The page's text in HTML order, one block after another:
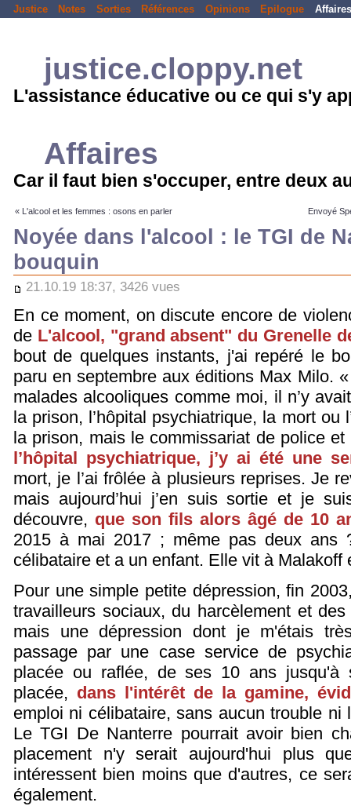
Justice Notes Sorties Références Opinions Epilogue Affaires
justice.cloppy.net
L'assistance éducative ou ce qui s'y
Affaires
Car il faut bien s'occuper, entre deux
« L'alcool et les femmes : osons en parler Envoyé
Noyée dans l'alcool : le TGI de
bouquin
21.10.19 18:37, 3426 vues
En ce moment, on discute encore de
de L'alcool, "grand absent" du Grenelle
bout de quelques instants, j'ai repéré le
paru en septembre aux éditions Max Milo.
malades alcooliques comme moi, il n’y
la prison, l’hôpital psychiatrique, la mort ou
la prison, mais le commissariat de police
l’hôpital psychiatrique, j’y ai été une
mort, je l’ai frôlée à plusieurs reprises. Je
mais aujourd’hui j’en suis sortie et je
découvre, que son fils alors âgé de 10
2015 à mai 2017 ; même pas deux ans
célibataire et a un enfant. Elle vit à
Pour une simple petite dépression, fin
travailleurs sociaux, du harcèlement et
mais une dépression dont je m'étais
passage par une case service de
placée ou raflée, de ses 10 ans jusqu'à
placée, dans l'intérêt de la gamine,
emploi ni célibataire, sans aucun trouble ni
Le TGI De Nanterre pourrait avoir bien
placement n'y serait aujourd'hui plus
intéressent bien moins que d'autres, ce
également.